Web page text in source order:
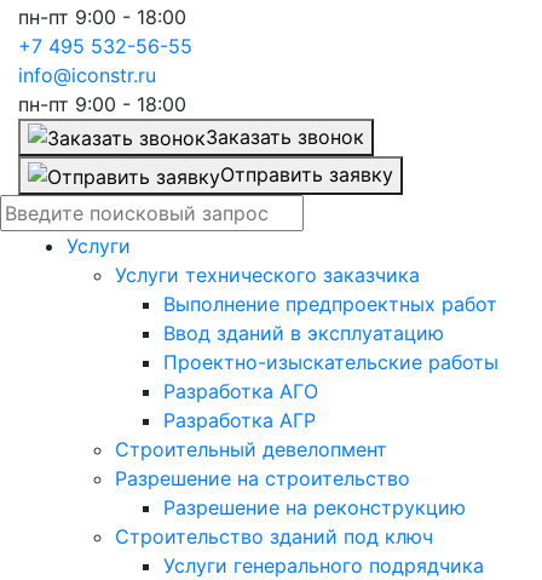
пн-пт 9:00 - 18:00
+7 495 532-56-55
info@iconstr.ru
пн-пт 9:00 - 18:00
Заказать звонок
Отправить заявку
Услуги
Услуги технического заказчика
Выполнение предпроектных работ
Ввод зданий в эксплуатацию
Проектно-изыскательские работы
Разработка АГО
Разработка АГР
Строительный девелопмент
Разрешение на строительство
Разрешение на реконструкцию
Строительство зданий под ключ
Услуги генерального подрядчика